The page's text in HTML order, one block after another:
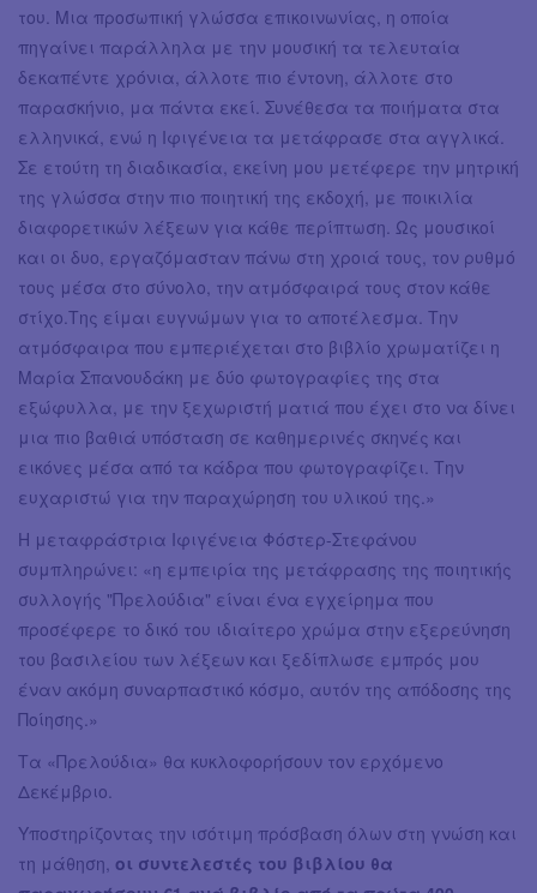
του. Μια προσωπική γλώσσα επικοινωνίας, η οποία
πηγαίνει παράλληλα με την μουσική τα τελευταία
δεκαπέντε χρόνια, άλλοτε πιο έντονη, άλλοτε στο
παρασκήνιο, μα πάντα εκεί. Συνέθεσα τα ποιήματα στα
ελληνικά, ενώ η Ιφιγένεια τα μετάφρασε στα αγγλικά.
Σε ετούτη τη διαδικασία, εκείνη μου μετέφερε την μητρική
της γλώσσα στην πιο ποιητική της εκδοχή, με ποικιλία
διαφορετικών λέξεων για κάθε περίπτωση. Ως μουσικοί
και οι δυο, εργαζόμασταν πάνω στη χροιά τους, τον ρυθμό
τους μέσα στο σύνολο, την ατμόσφαιρά τους στον κάθε
στίχο.Της είμαι ευγνώμων για το αποτέλεσμα. Την
ατμόσφαιρα που εμπεριέχεται στο βιβλίο χρωματίζει η
Μαρία Σπανουδάκη με δύο φωτογραφίες της στα
εξώφυλλα, με την ξεχωριστή ματιά που έχει στο να δίνει
μια πιο βαθιά υπόσταση σε καθημερινές σκηνές και
εικόνες μέσα από τα κάδρα που φωτογραφίζει. Την
ευχαριστώ για την παραχώρηση του υλικού της.»
Η μεταφράστρια Ιφιγένεια Φόστερ-Στεφάνου
συμπληρώνει: «η εμπειρία της μετάφρασης της ποιητικής
συλλογής "Πρελούδια" είναι ένα εγχείρημα που
προσέφερε το δικό του ιδιαίτερο χρώμα στην εξερεύνηση
του βασιλείου των λέξεων και ξεδίπλωσε εμπρός μου
έναν ακόμη συναρπαστικό κόσμο, αυτόν της απόδοσης της
Ποίησης.»
Τα «Πρελούδια» θα κυκλοφορήσουν τον ερχόμενο
Δεκέμβριο.
Υποστηρίζοντας την ισότιμη πρόσβαση όλων στη γνώση και
τη μάθηση, οι συντελεστές του βιβλίου θα